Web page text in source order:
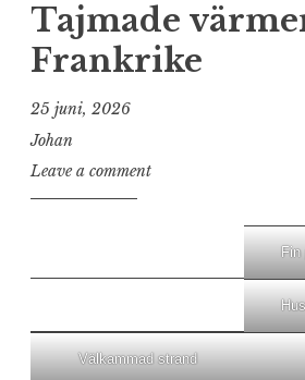
Tajmade
Frankrike
25 juni, 2026
Johan
Leave a comment
Välkammad strand